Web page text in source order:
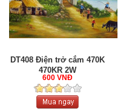
DT408 Điện trở cắm 470K
470KR 2W
600 VNĐ